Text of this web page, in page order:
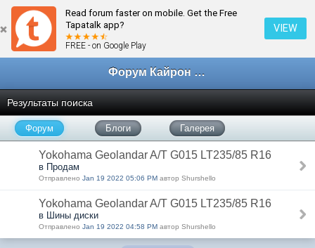
Read forum faster on mobile. Get the Free
Tapatalk app?
FREE - on Google Play
VIEW
Форум Кайрон клана
Результаты поиска
Форум Блоги Галерея
Yokohama Geolandar A/T G015 LT235/85 R16
в Продам
Отправлено Jan 19 2022 05:06 PM автор Shurshello
Yokohama Geolandar A/T G015 LT235/85 R16
в Шины диски
Отправлено Jan 19 2022 04:58 PM автор Shurshello